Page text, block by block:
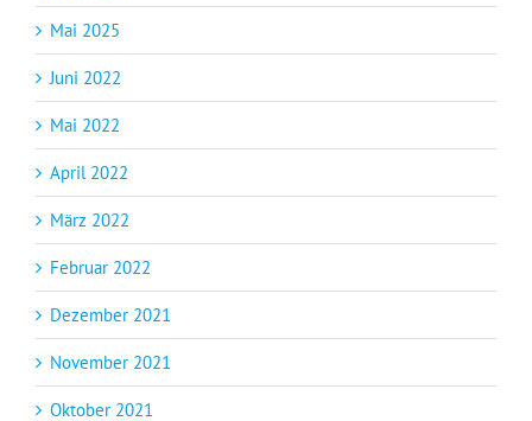
Mai 2025
Juni 2022
Mai 2022
April 2022
März 2022
Februar 2022
Dezember 2021
November 2021
Oktober 2021